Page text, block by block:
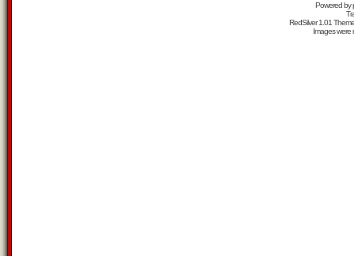
Powered by
RedSilver 1.01
Images were